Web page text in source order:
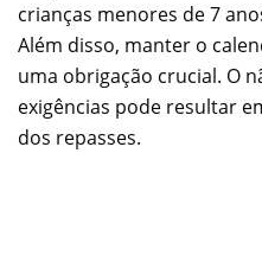
crianças menores de 7
Além disso, manter o
uma obrigação crucial. O
exigências pode resultar
dos repasses.